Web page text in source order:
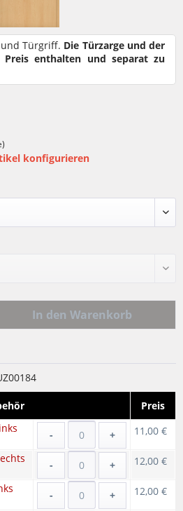
Türgriff. Die Türzarge und der
enthalten und separat zu
konfigurieren
In den Warenkorb
Preis
- + 11,00 €
- + 12,00 €
- + 12,00 €